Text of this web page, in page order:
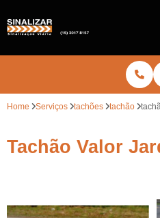
Home Serviços tachões tachão
Tachão Valor